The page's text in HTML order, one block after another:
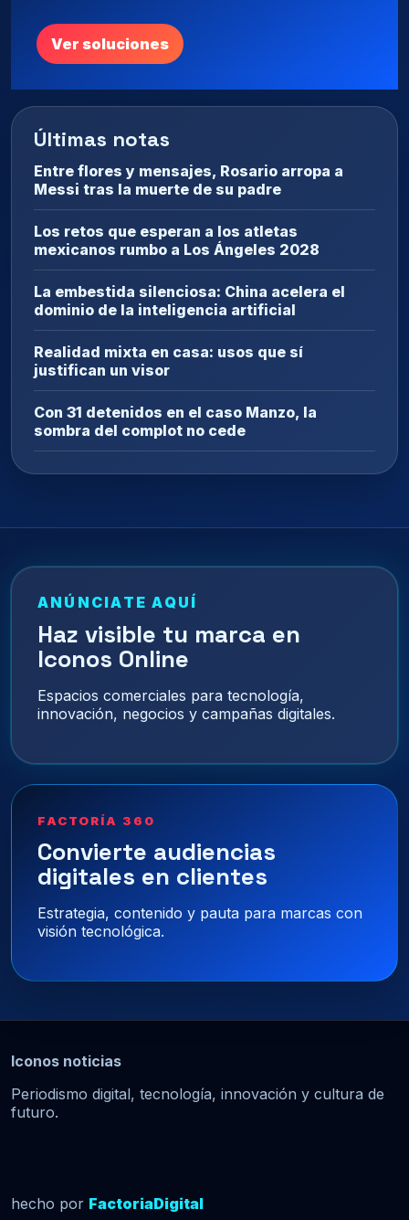
Ver soluciones
Últimas notas
Entre flores y mensajes, Rosario arropa a
Messi tras la muerte de su padre
Los retos que esperan a los atletas
mexicanos rumbo a Los Ángeles 2028
La embestida silenciosa: China acelera el
dominio de la inteligencia artificial
Realidad mixta en casa: usos que sí
justifican un visor
Con 31 detenidos en el caso Manzo, la
sombra del complot no cede
ANÚNCIATE AQUÍ
Haz visible tu marca en
Iconos Online
Espacios comerciales para tecnología,
innovación, negocios y campañas digitales.
FACTORÍA 360
Convierte audiencias
digitales en clientes
Estrategia, contenido y pauta para marcas con
visión tecnológica.
Iconos noticias
Periodismo digital, tecnología, innovación y cultura de
futuro.
hecho por FactoriaDigital